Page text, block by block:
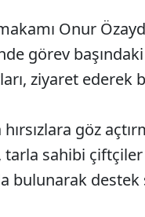
Onur
görev
ziyaret ederek
göz
tarla sahibi
bulunarak destek